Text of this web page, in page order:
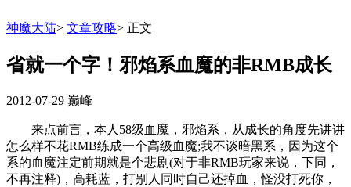
神魔大陆> 文章攻略> 正文
省就一个字！邪焰系血魔的非RMB成长
2012-07-29 巅峰
来点前言，本人58级血魔，邪焰系，从成长的角度先讲讲
怎么样不花RMB练成一个高级血魔;我不谈暗黑系，因为这个
系的血魔注定前期就是个悲剧(对于非RMB玩家来说，下同，
不再注释)，高耗蓝，打别人同时自己还掉血，怪没打死你，